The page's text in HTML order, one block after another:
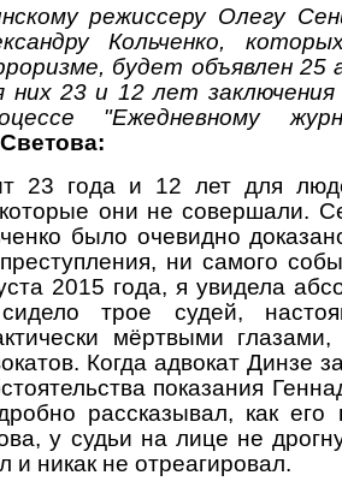
режиссеру Олегу
Кольченко,
будет объявлен 25
них 23 и 12 лет
"Ежедневному
23 года и 12 лет для
они не совершали.
было очевидно
ни самого
2015 года, я увидела
трое судей,
мёртвыми
Когда адвокат Динзе
показания
рассказывал, как его
у судьи на лице не
и никак не отреагировал.